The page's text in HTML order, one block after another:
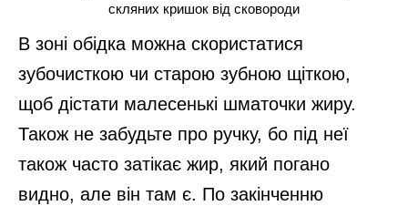
скляних кришок від сковороди
В зоні обідка можна скористатися
зубочисткою чи старою зубною щіткою,
щоб дістати малесенькі шматочки жиру.
Також не забудьте про ручку, бо під неї
також часто затікає жир, який погано
видно, але він там є. По закінченню